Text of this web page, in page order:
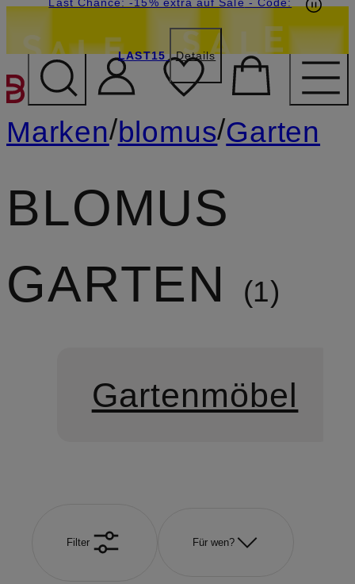
ZUM HAUPTINHALT
LAST15 Details
Marken/blomus/Garten
BLOMUS
GARTEN
1
Gartenmöbel
Filter Für wen?